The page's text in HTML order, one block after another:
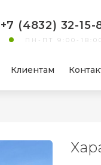
Клиентам
+7 (4832) 32-15-
ПН-ПТ 9:00-